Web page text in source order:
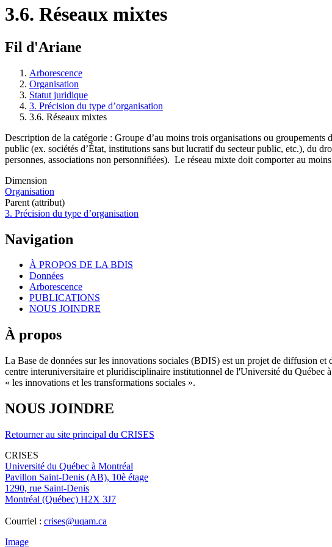
3.6. Réseaux mixtes
Fil d'Ariane
Arborescence
Organisation
Statut juridique
3. Précision du type d’organisation
3.6. Réseaux mixtes
Description de la catégorie : Groupe d’au moins trois organisations ou
public (ex. sociétés d’État, institutions sans but lucratif du secteur public, etc.), du
personnes, associations non personnifiées). Le réseau mixte doit comporter au
Dimension
Organisation
Parent (attribut)
3. Précision du type d’organisation
Navigation
À PROPOS DE LA BDIS
Données
Arborescence
PUBLICATIONS
NOUS JOINDRE
À propos
La Base de données sur les innovations sociales (BDIS) est un projet de diffusion
centre interuniversitaire et pluridisciplinaire institutionnel de l'Université du Québec
« les innovations et les transformations sociales ».
NOUS JOINDRE
Retourner au site principal du CRISES
CRISES
Université du Québec à Montréal
Pavillon Saint-Denis (AB), 10è étage
1290, rue Saint-Denis
Montréal (Québec) H2X 3J7
Courriel : crises@uqam.ca
Image